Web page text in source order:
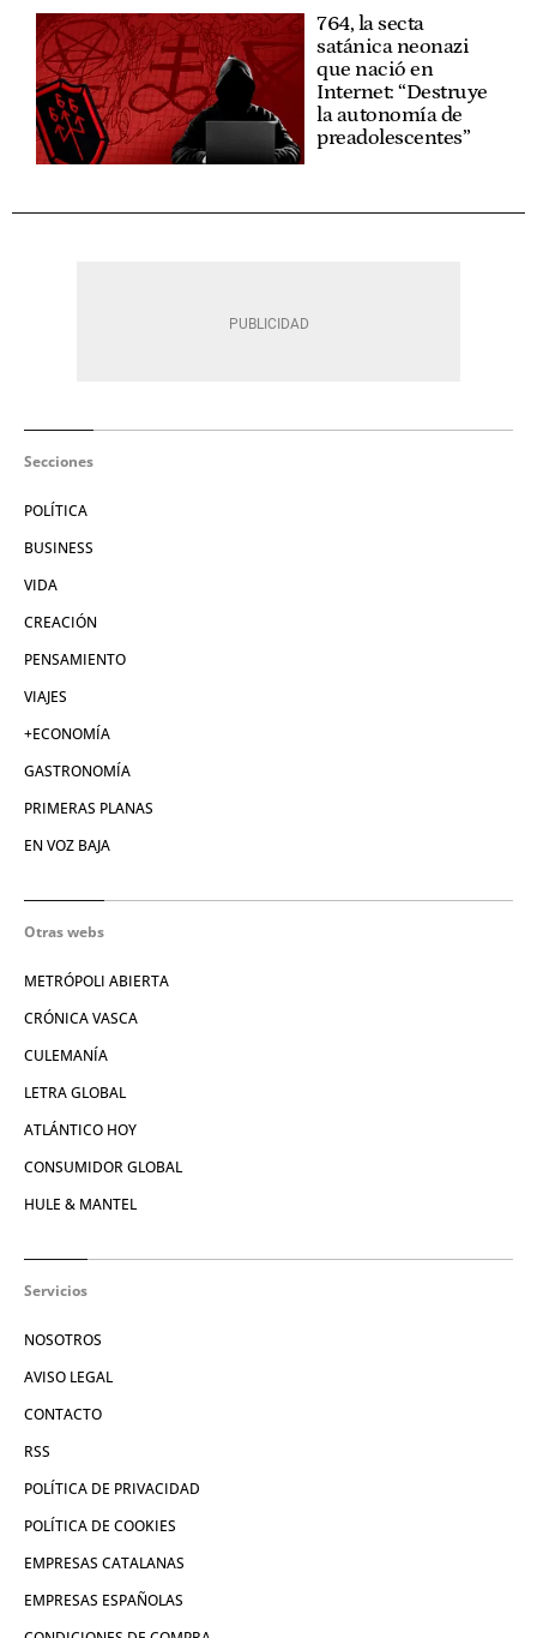
764, la secta
satánica neonazi
que nació en
Internet: “Destruye
la autonomía de
preadolescentes”
Secciones
POLÍTICA
BUSINESS
VIDA
CREACIÓN
PENSAMIENTO
VIAJES
+ECONOMÍA
GASTRONOMÍA
PRIMERAS PLANAS
EN VOZ BAJA
Otras webs
METRÓPOLI ABIERTA
CRÓNICA VASCA
CULEMANÍA
LETRA GLOBAL
ATLÁNTICO HOY
CONSUMIDOR GLOBAL
HULE & MANTEL
Servicios
NOSOTROS
AVISO LEGAL
CONTACTO
RSS
POLÍTICA DE PRIVACIDAD
POLÍTICA DE COOKIES
EMPRESAS CATALANAS
EMPRESAS ESPAÑOLAS